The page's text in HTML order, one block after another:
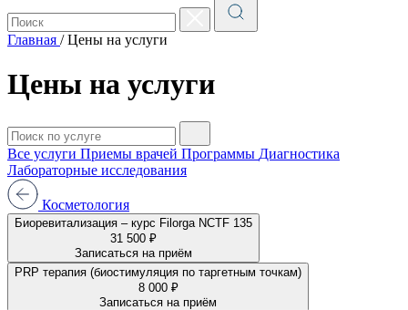
Главная / Цены на услуги
Цены на услуги
Все услуги Приемы врачей Программы Диагностика
Лабораторные исследования
Косметология
Биоревитализация – курс Filorga NCTF 135
31 500 ₽
Записаться на приём
PRP терапия (биостимуляция по таргетным точкам)
8 000 ₽
Записаться на приём